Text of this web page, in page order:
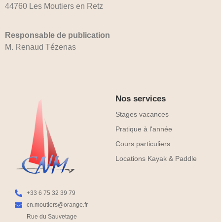
44760 Les Moutiers en Retz
Responsable de publication
M. Renaud Tézenas
+33 6 75 32 39 79
cn.moutiers@orange.fr
Rue du Sauvetage
Nos services
Stages vacances
Pratique à l'année
Cours particuliers
Locations Kayak & Paddle